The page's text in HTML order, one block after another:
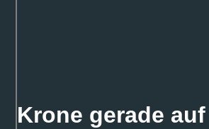
Krone gerade auf